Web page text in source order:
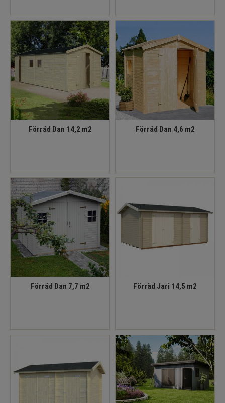
Förråd Dan 14,2 m2 Förråd Dan 4,6 m2
Förråd Dan 7,7 m2 Förråd Jari 14,5 m2